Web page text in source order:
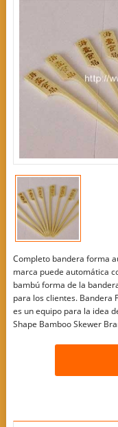
Completo bandera forma
marca puede automática
bambú forma de la
para los clientes. Bandera
es un equipo para la idea
Shape Bamboo Skewer